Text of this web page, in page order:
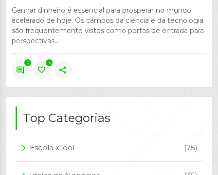
Ganhar dinheiro é essencial para prosperar no mundo
acelerado de hoje. Os campos da ciência e da tecnologia
são frequentemente vistos como portas de entrada para
perspectivas...
comment
0
favorite
3
share
Top Categorias
arrow_forward_ios Escola xTool (75)